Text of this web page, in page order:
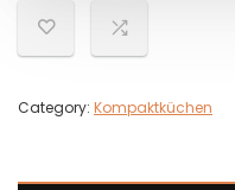
Category: Kompaktküchen